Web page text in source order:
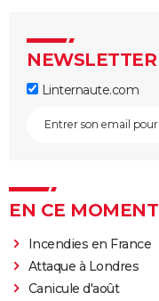
NEWSLETTER
Linternaute.com
EN CE MOMENT
Incendies en France
Attaque à Londres
Canicule d'août